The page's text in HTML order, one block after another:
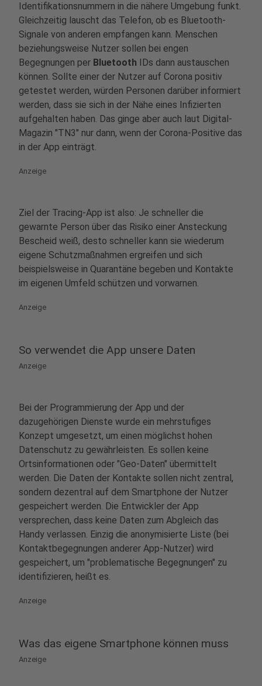
Identifikationsnummern in die nähere Umgebung funkt.
Gleichzeitig lauscht das Telefon, ob es Bluetooth-
Signale von anderen empfangen kann. Menschen
beziehungsweise Nutzer sollen bei engen
Begegnungen per Bluetooth IDs dann austauschen
können. Sollte einer der Nutzer auf Corona positiv
getestet werden, würden Personen darüber informiert
werden, dass sie sich in der Nähe eines Infizierten
aufgehalten haben. Das ginge aber auch laut Digital-
Magazin "TN3" nur dann, wenn der Corona-Positive das
in der App einträgt.
Anzeige
Ziel der Tracing-App ist also: Je schneller die
gewarnte Person über das Risiko einer Ansteckung
Bescheid weiß, desto schneller kann sie wiederum
eigene Schutzmaßnahmen ergreifen und sich
beispielsweise in Quarantäne begeben und Kontakte
im eigenen Umfeld schützen und vorwarnen.
Anzeige
So verwendet die App unsere Daten
Anzeige
Bei der Programmierung der App und der
dazugehörigen Dienste wurde ein mehrstufiges
Konzept umgesetzt, um einen möglichst hohen
Datenschutz zu gewährleisten. Es sollen keine
Ortsinformationen oder "Geo-Daten" übermittelt
werden. Die Daten der Kontakte sollen nicht zentral,
sondern dezentral auf dem Smartphone der Nutzer
gespeichert werden. Die Entwickler der App
versprechen, dass keine Daten zum Abgleich das
Handy verlassen. Einzig die anonymisierte Liste (bei
Kontaktbegegnungen anderer App-Nutzer) wird
gespeichert, um "problematische Begegnungen" zu
identifizieren, heißt es.
Anzeige
Was das eigene Smartphone können muss
Anzeige